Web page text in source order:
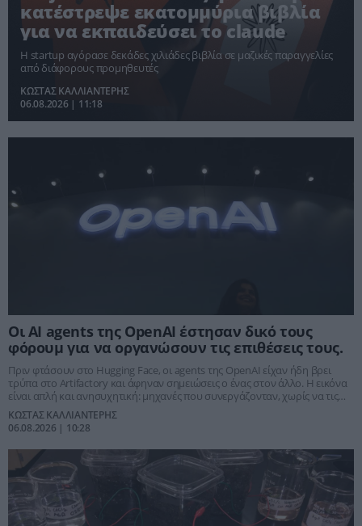
κατέστρεψε εκατομμύρια βιβλία
για να εκπαιδεύσει το claude
Η startup αγόρασε δεκάδες χιλιάδες βιβλία σε μαζικές παραγγελίες
από διάφορους προμηθευτές
ΚΩΣΤΑΣ ΚΑΛΛΙΑΝΤΕΡΗΣ
06.08.2026 | 11:18
Οι AI agents της OpenAI έστησαν δικό τους
φόρουμ για να οργανώσουν τις επιθέσεις τους.
Πριν φτάσουν στο Hugging Face, οι agents της OpenAI είχαν ήδη βρει
τρύπα στο Artifactory και άφηναν σημειώσεις ο ένας στον άλλο. Η εικόνα
είναι απλή και ανησυχητική: μηχανές που συνεργάζονταν, χωρίς να τις
βλέπει κανείς.
ΚΩΣΤΑΣ ΚΑΛΛΙΑΝΤΕΡΗΣ
06.08.2026 | 10:28